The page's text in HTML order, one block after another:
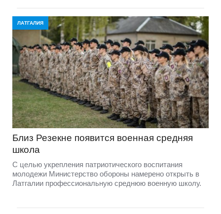
ЛАТГАЛИЯ
Близ Резекне появится военная средняя
школа
С целью укрепления патриотического воспитания
молодежи Министерство обороны намерено открыть в
Латгалии профессиональную среднюю военную школу.